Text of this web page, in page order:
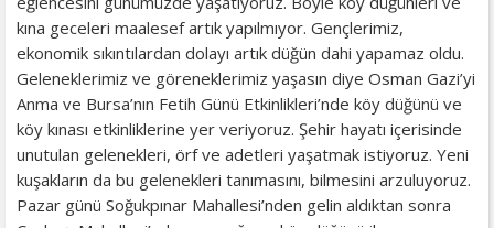
kına geceleri maalesef artık yapılmıyor. Gençlerimiz,
ekonomik sıkıntılardan dolayı artık düğün dahi yapamaz oldu.
Geleneklerimiz ve göreneklerimiz yaşasın diye Osman Gazi’yi
Anma ve Bursa’nın Fetih Günü Etkinlikleri’nde köy düğünü ve
köy kınası etkinliklerine yer veriyoruz. Şehir hayatı içerisinde
unutulan gelenekleri, örf ve adetleri yaşatmak istiyoruz. Yeni
kuşakların da bu gelenekleri tanımasını, bilmesini arzuluyoruz.
Pazar günü Soğukpınar Mahallesi’nden gelin aldıktan sonra